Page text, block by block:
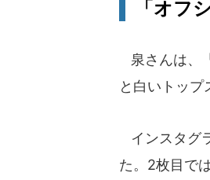
「オフ
泉さんは、
と白いトップ
インスタグ
た。2枚目で